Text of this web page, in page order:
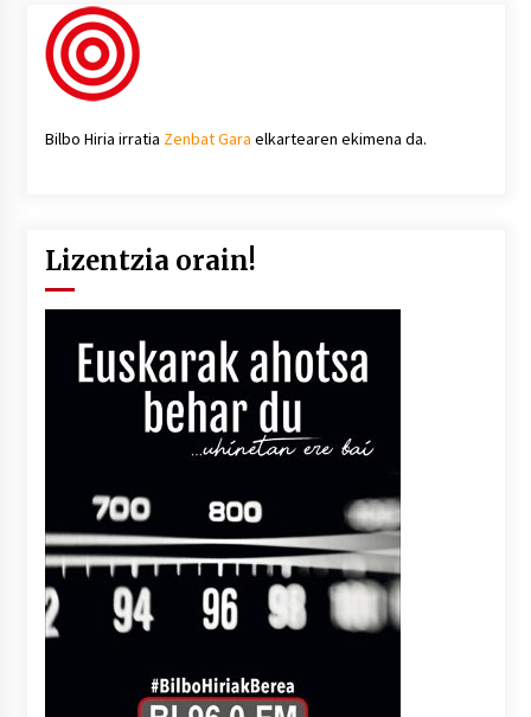
Bilbo Hiria irratia Zenbat Gara elkartearen ekimena da.
Lizentzia orain!